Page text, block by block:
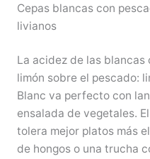
Cepas blancas con
livianos
La acidez de las blancas
limón sobre el pescado:
Blanc va perfecto con
ensalada de vegetales.
tolera mejor platos más
de hongos o una trucha